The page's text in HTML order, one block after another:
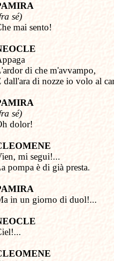
sé)
mai sento!
di che m'avvampo,
dall'ara di nozze io volo al
sé)
dolor!
mi segui!...
pompa è di già presta.
in un giorno di duol!...